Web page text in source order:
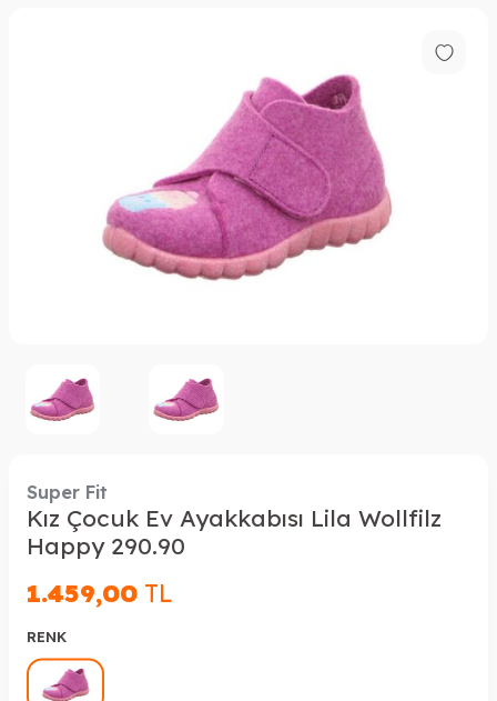
Super Fit
Kız Çocuk Ev Ayakkabısı Lila Wollfilz
Happy 290.90
1.459,00 TL
RENK